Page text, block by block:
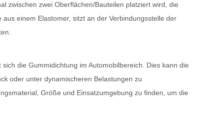
zwischen zwei Oberflächen/Bauteilen platziert wird, die
einem Elastomer, sitzt an der Verbindungsstelle der
die Gummidichtung im Automobilbereich. Dies kann die
oder unter dynamischeren Belastungen zu
Größe und Einsatzumgebung zu finden, um die